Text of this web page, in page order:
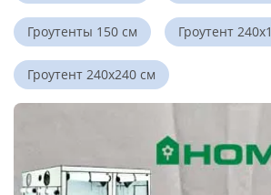
Гроутенты 150 см Гроутент
Гроутент 240x240 см